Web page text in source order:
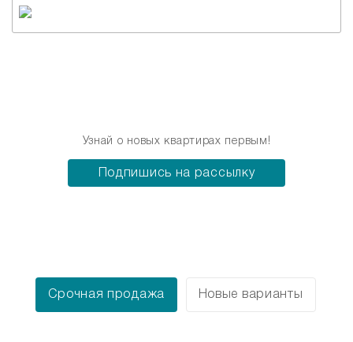
Срочная продажа Новые варианты
Узнай о новых квартирах первым!
Подпишись на рассылку